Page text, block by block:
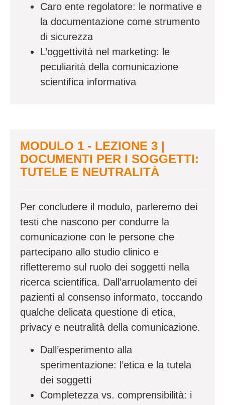
Caro ente regolatore: le normative e
la documentazione come strumento
di sicurezza
L’oggettività nel marketing: le
peculiarità della comunicazione
scientifica informativa
MODULO 1 - LEZIONE 3 |
DOCUMENTI PER I SOGGETTI:
TUTELE E NEUTRALITÀ
Per concludere il modulo, parleremo dei
testi che nascono per condurre la
comunicazione con le persone che
partecipano allo studio clinico e
rifletteremo sul ruolo dei soggetti nella
ricerca scientifica. Dall’arruolamento dei
pazienti al consenso informato, toccando
qualche delicata questione di etica,
privacy e neutralità della comunicazione.
Dall’esperimento alla
sperimentazione: l’etica e la tutela
dei soggetti
Completezza vs. comprensibilità: i